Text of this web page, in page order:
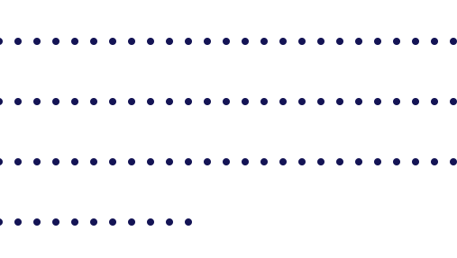
. . . . . . . . . . . . . . . . . . . . .
. . . . . . . . . . . . . . . . . . . . .
. . . . . . . . . . . . . . . . . . . . .
. . . . . . . . .